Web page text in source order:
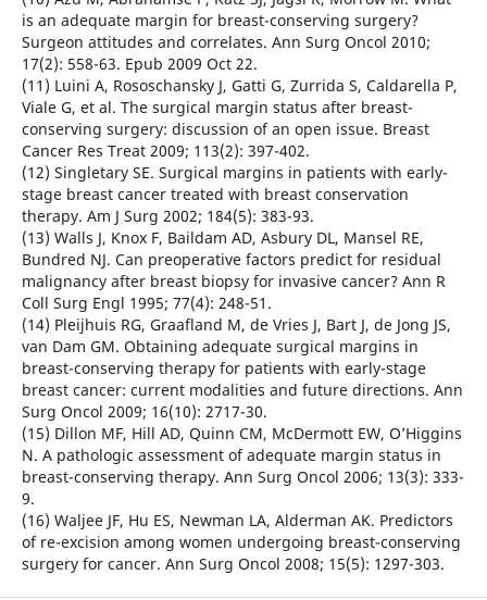
is an adequate margin for breast-conserving surgery?
Surgeon attitudes and correlates. Ann Surg Oncol 2010;
17(2): 558-63. Epub 2009 Oct 22.
(11) Luini A, Rososchansky J, Gatti G, Zurrida S, Caldarella P,
Viale G, et al. The surgical margin status after breast-
conserving surgery: discussion of an open issue. Breast
Cancer Res Treat 2009; 113(2): 397-402.
(12) Singletary SE. Surgical margins in patients with early-
stage breast cancer treated with breast conservation
therapy. Am J Surg 2002; 184(5): 383-93.
(13) Walls J, Knox F, Baildam AD, Asbury DL, Mansel RE,
Bundred NJ. Can preoperative factors predict for residual
malignancy after breast biopsy for invasive cancer? Ann R
Coll Surg Engl 1995; 77(4): 248-51.
(14) Pleijhuis RG, Graafland M, de Vries J, Bart J, de Jong JS,
van Dam GM. Obtaining adequate surgical margins in
breast-conserving therapy for patients with early-stage
breast cancer: current modalities and future directions. Ann
Surg Oncol 2009; 16(10): 2717-30.
(15) Dillon MF, Hill AD, Quinn CM, McDermott EW, O’Higgins
N. A pathologic assessment of adequate margin status in
breast-conserving therapy. Ann Surg Oncol 2006; 13(3): 333-
9.
(16) Waljee JF, Hu ES, Newman LA, Alderman AK. Predictors
of re-excision among women undergoing breast-conserving
surgery for cancer. Ann Surg Oncol 2008; 15(5): 1297-303.